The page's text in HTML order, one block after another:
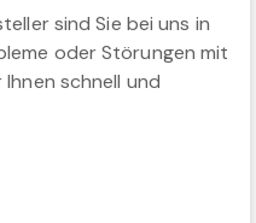
sind Sie bei uns in
oder Störungen mit
schnell und